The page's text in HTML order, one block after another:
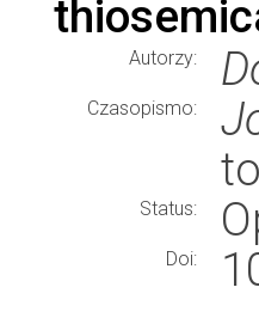
Autorzy:
Czasopismo:
Status:
Doi: